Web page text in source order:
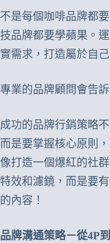
不是每個咖啡品牌都
技品牌都要學蘋果。
實需求，打造屬於自
專業的品牌顧問會告訴
成功的品牌行銷策略
而是要掌握核心原則
像打造一個爆紅的社
特效和濾鏡，而是要
的內容！
品牌溝通策略－從4P